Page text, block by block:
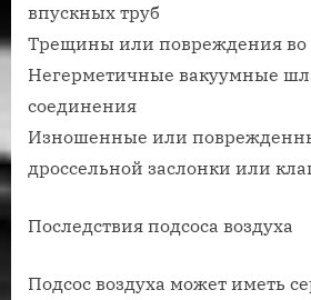
впускных труб
Трещины или повреждения во
Негерметичные вакуумные
соединения
Изношенные или
дроссельной заслонки или
Последствия подсоса воздуха
Подсос воздуха может иметь